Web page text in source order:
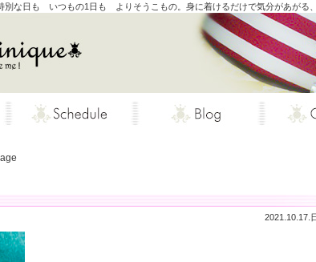
別な日も いつもの1日も よりそうこもの。身に着けるだけで気分があがる
2021.10.17.